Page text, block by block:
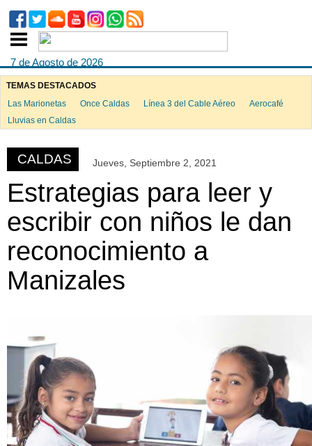
7 de Agosto de 2026
TEMAS DESTACADOS
Las Marionetas
Once Caldas Línea 3 del Cable Aéreo
Aerocafé
Lluvias en Caldas
CALDAS Jueves, Septiembre 2, 2021
Estrategias para leer y
escribir con niños le dan
reconocimiento a
Manizales